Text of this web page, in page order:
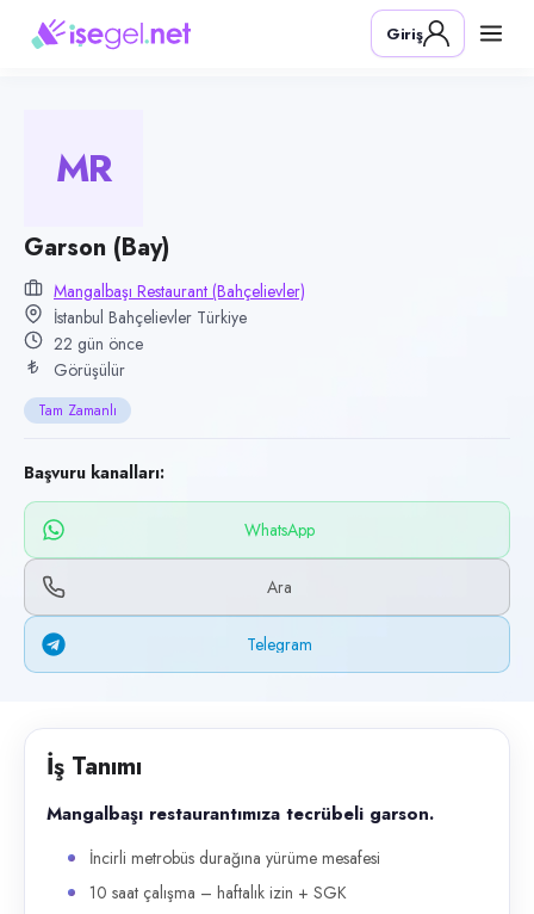
Pozisyon
Garson (Bay)
Kategori
Konum
Bahçelievler, İstanbul
Çalışma şekli
Tam Zamanlı · Ofis
Yayın tarihi
17 Temmuz 2026
Son geçerlilik
15 Ekim 2026
Başvuru kanalları
WhatsApp, Telegram, Telefon
İlan açıklaması
Mangalbaşı restaurantımıza tecrübeli garson. İncirli metrobüs
Giriş
MR
Garson (Bay)
Mangalbaşı Restaurant (Bahçelievler)
İstanbul Bahçelievler Türkiye
22 gün önce
Görüşülür
Tam Zamanlı
Başvuru kanalları:
WhatsApp
Ara
Telegram
İş Tanımı
Mangalbaşı restaurantımıza tecrübeli garson.
İncirli metrobüs durağına yürüme mesafesi
10 saat çalışma – haftalık izin + SGK